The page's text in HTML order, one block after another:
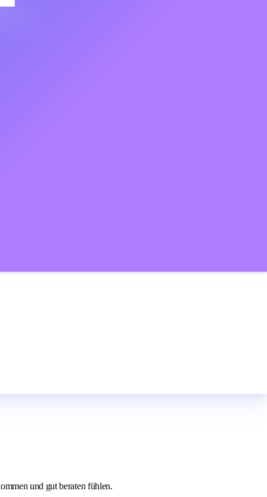
und gut beraten fühlen.